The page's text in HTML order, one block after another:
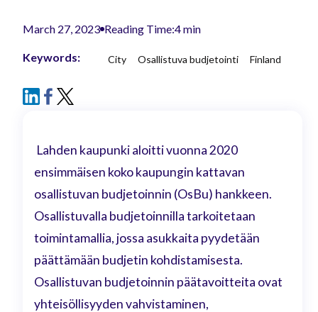
March 27, 2023 Reading Time:4 min
Keywords: City Osallistuva budjetointi Finland
Lahden kaupunki aloitti vuonna 2020
ensimmäisen koko kaupungin kattavan
osallistuvan budjetoinnin (OsBu) hankkeen.
Osallistuvalla budjetoinnilla tarkoitetaan
toimintamallia, jossa asukkaita pyydetään
päättämään budjetin kohdistamisesta.
Osallistuvan budjetoinnin päätavoitteita ovat
yhteisöllisyyden vahvistaminen,